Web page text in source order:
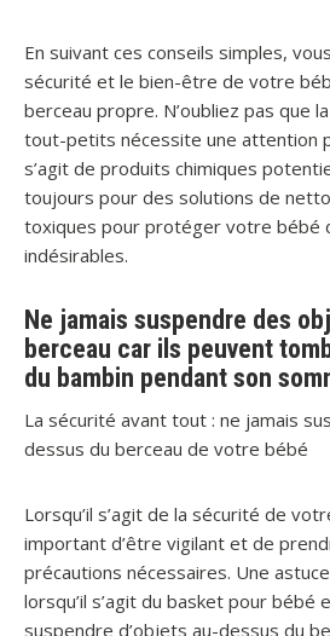
En suivant ces conseils simples,
sécurité et le bien-être de votre
berceau propre. N’oubliez pas que
tout-petits nécessite une attention
s’agit de produits chimiques
toujours pour des solutions de
toxiques pour protéger votre bébé
indésirables.
Ne jamais suspendre des
berceau car ils peuvent
du bambin pendant son
La sécurité avant tout : ne jamais
dessus du berceau de votre bébé
Lorsqu’il s’agit de la sécurité de
important d’être vigilant et de
précautions nécessaires. Une
lorsqu’il s’agit du basket pour bébé
suspendre d’objets au-dessus du